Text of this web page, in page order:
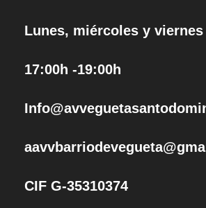
Lunes, miércoles y viernes
17:00h -19:00h
CIF G-35310374